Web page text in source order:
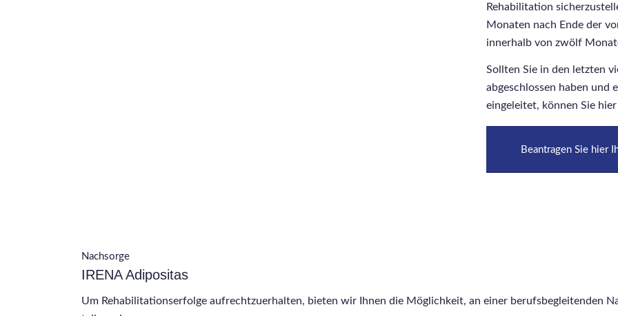
Rehabilitation
Monaten nach Ende der
innerhalb von zwölf
Sollten Sie in den letzten
abgeschlossen haben und
eingeleitet, können Sie
Beantragen Sie hier
Nachsorge
IRENA Adipositas
Um Rehabilitationserfolge aufrechtzuerhalten, bieten wir Ihnen die Möglichkeit, an einer berufsbegleitenden